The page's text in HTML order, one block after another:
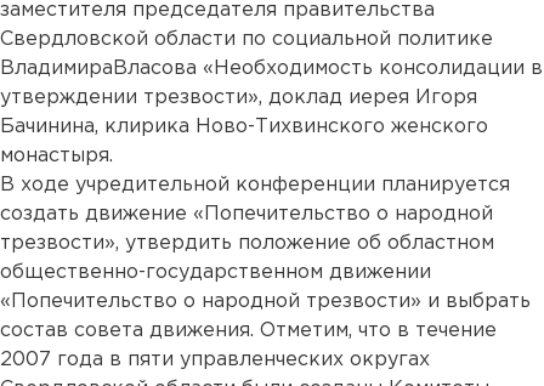
заместителя председателя правительства
Свердловской области по социальной политике
ВладимираВласова «Необходимость консолидации в
утверждении трезвости», доклад иерея Игоря
Бачинина, клирика Ново-Тихвинского женского
монастыря.
В ходе учредительной конференции планируется
создать движение «Попечительство о народной
трезвости», утвердить положение об областном
общественно-государственном движении
«Попечительство о народной трезвости» и выбрать
состав совета движения. Отметим, что в течение
2007 года в пяти управленческих округах